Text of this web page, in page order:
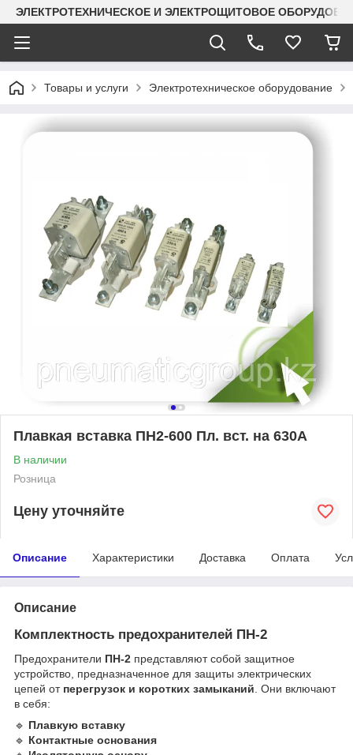
ЭЛЕКТРОТЕХНИЧЕСКОЕ И ЭЛЕКТРОЩИТОВОЕ
Товары и услуги Электротехническое оборудование
Плавкая вставка ПН2-600 Пл. вст. на 630А
В наличии
Розница
Цену уточняйте
Описание Характеристики Доставка Оплата
Описание
Комплектность предохранителей ПН-2
Предохранители ПН-2 представляют собой защитное
устройство, предназначенное для защиты электрических
цепей от перегрузок и коротких замыканий . Они включают
в себя:
🔹 Плавкую вставку
🔹 Контактные основания